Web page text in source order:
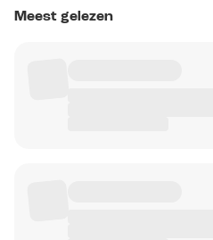
Meest gelezen